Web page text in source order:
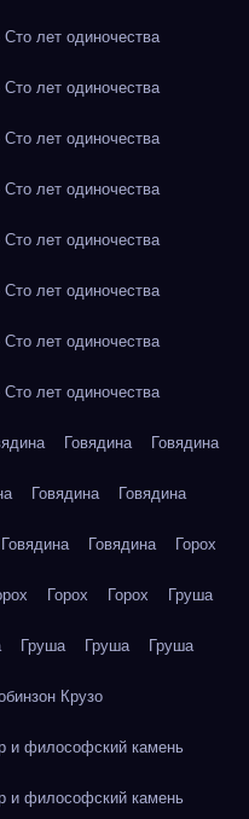
лет одиночества
лет одиночества
лет одиночества
лет одиночества
лет одиночества
лет одиночества
лет одиночества
лет одиночества
Говядина Говядина
Говядина Говядина
Говядина Говядина Горох
Горох Горох Груша
Груша Груша Груша
Крузо
и философский камень
и философский камень